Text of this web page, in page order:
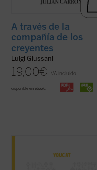
A través de la
compañía de los
creyentes
Luigi Giussani
19,00€ IVA incluido
disponible en ebook:
capítulos e invita a reflexionar y dialogar